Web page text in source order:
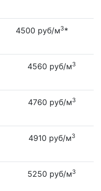
4500 руб/м3*
4560 руб/м3
4760 руб/м3
4910 руб/м3
5250 руб/м3